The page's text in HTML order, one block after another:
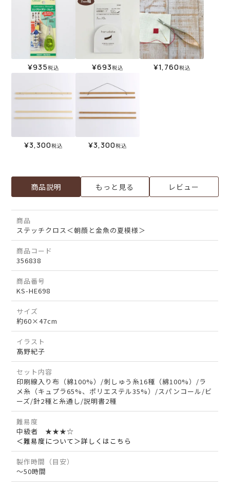
¥935税込 ¥693税込 ¥1,760税込
¥3,300税込 ¥3,300税込
商品説明 もっと見る レビュー
商品
ステッチクロス＜朝顔と金魚の夏模様＞
商品コード
356838
商品番号
KS-HE698
サイズ
約60×47cm
イラスト
髙野紀子
セット内容
印刷線入り布（綿100%）/刺しゅう糸16種（綿100%）/ラ
メ糸（キュプラ65%、ポリエステル35%）/スパンコール/ビ
ーズ/針2種と糸通し/説明書2種
難易度
中級者 ★★★☆
＜難易度について＞詳しくはこちら
製作時間（目安）
～50時間